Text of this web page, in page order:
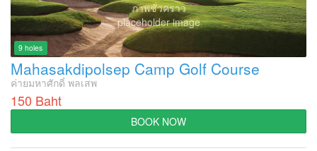
ภาพชั่วคราว
placeholder image
9 holes
Mahasakdipolsep Camp Golf Course
ค่ายมหาศักดิ์ พลเสพ
150 Baht
BOOK NOW